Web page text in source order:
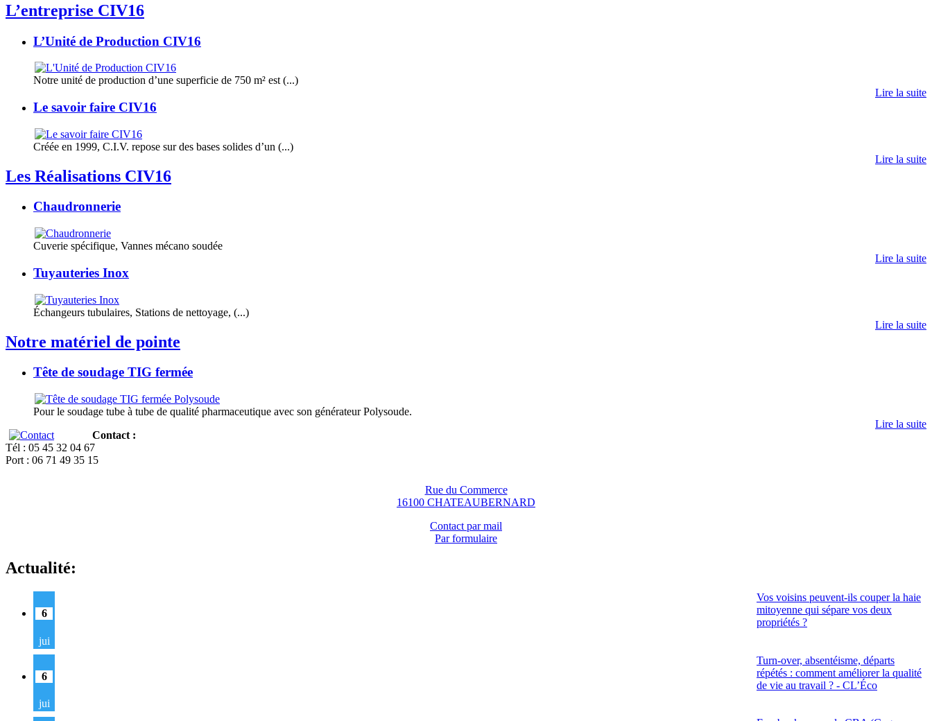
L’entreprise CIV16
L’Unité de Production CIV16
Notre unité de production d’une superficie de 750 m² est (...)
Lire la suite
Le savoir faire CIV16
Créée en 1999, C.I.V. repose sur des bases solides d’un (...)
Lire la suite
Les Réalisations CIV16
Chaudronnerie
Cuverie spécifique, Vannes mécano soudée
Lire la suite
Tuyauteries Inox
Échangeurs tubulaires, Stations de nettoyage, (...)
Lire la suite
Notre matériel de pointe
Tête de soudage TIG fermée
Pour le soudage tube à tube de qualité pharmaceutique avec son générateur Polysoude.
Lire la suite
Contact :
Tél : 05 45 32 04 67
Port : 06 71 49 35 15
Rue du Commerce
16100 CHATEAUBERNARD
Contact par mail
Par formulaire
Actualité:
Vos voisins peuvent-ils couper la haie
mitoyenne qui sépare vos deux
propriétés ?
6
jui
Turn-over, absentéisme, départs
répétés : comment améliorer la qualité
de vie au travail ? - CL’Éco
6
jui